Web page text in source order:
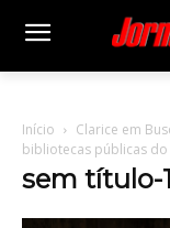
Início
Clarice em
bibliotecas públicas do
sem título-